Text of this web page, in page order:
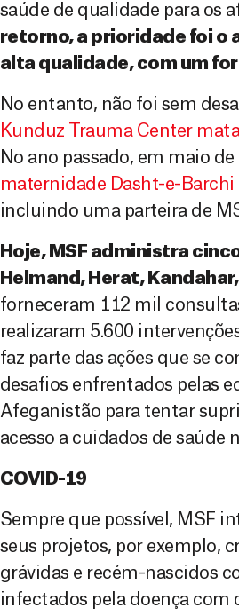
saúde de qualidade para os
retorno, a prioridade foi o
alta qualidade, com um
No entanto, não foi sem
Kunduz Trauma Center
No ano passado, em maio de
maternidade Dasht-e-
incluindo uma parteira de
Hoje, MSF administra
Helmand, Herat,
forneceram 112 mil
realizaram 5.600
faz parte das ações que se
desafios enfrentados pelas
Afeganistão para tentar
acesso a cuidados de saúde
COVID-19
Sempre que possível, MSF
seus projetos, por exemplo,
grávidas e recém-nascidos
infectados pela doença com